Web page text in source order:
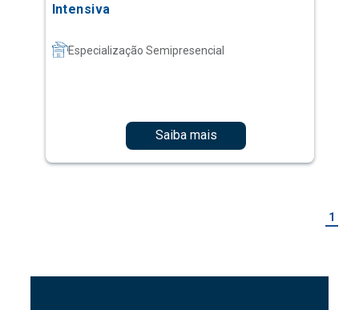
Intensiva
Especialização Semipresencial
Saiba mais
1